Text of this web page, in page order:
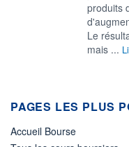
produits
Le
mais ...
PAGES LES PLUS
Accueil Bourse